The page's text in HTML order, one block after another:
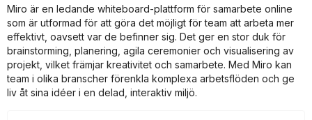
Miro är en ledande whiteboard-plattform för samarbete online
som är utformad för att göra det möjligt för team att arbeta mer
effektivt, oavsett var de befinner sig. Det ger en stor duk för
brainstorming, planering, agila ceremonier och visualisering av
projekt, vilket främjar kreativitet och samarbete. Med Miro kan
team i olika branscher förenkla komplexa arbetsflöden och ge
liv åt sina idéer i en delad, interaktiv miljö.